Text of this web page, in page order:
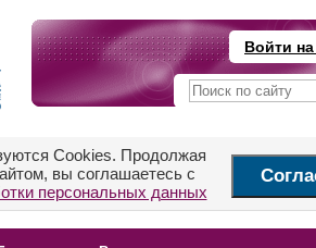
Войти
Cookies. Продолжая
вы соглашаетесь с
персональных данных